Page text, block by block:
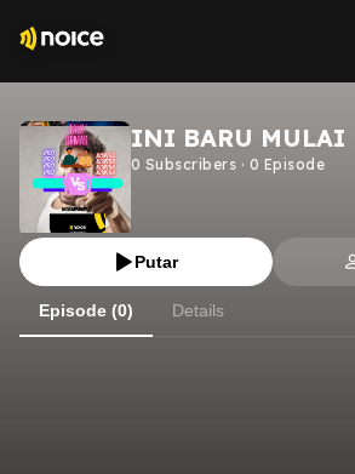
INI BARU MULAI
0 Subscribers · 0 Episode
Putar
Episode (0) Details